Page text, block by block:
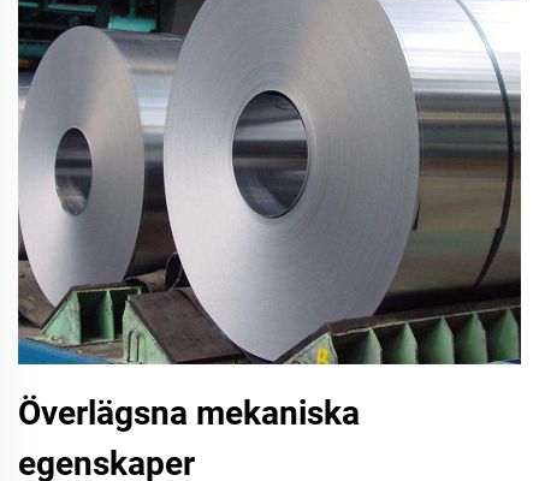
Överlägsna mekaniska
egenskaper